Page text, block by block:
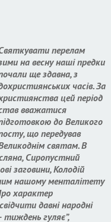
перелам
на весну наші предки
ще здавна, з
часів. За
цей період
вважатися
до Великого
що передував
святам. В
Сиропустний
заговини, Колодій
нашому менталітету
характер
давні народні
гуляє”,